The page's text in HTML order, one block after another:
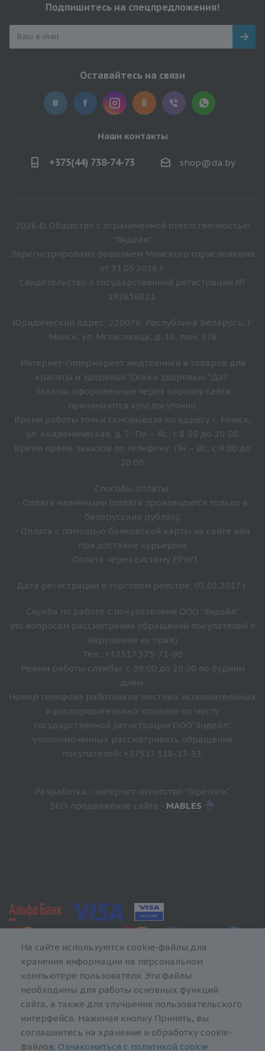
Подпишитесь на спецпредложения!
Оставайтесь на связи
Наши контакты
+375(44) 738-74-73 shop@da.by
2026 © Общество с ограниченной ответственностью
"Яндейл".
Зарегистрировано решением Минского горисполкома
от 31.05.2016 г.
Свидетельство о государственной регистрации №
192656821.
Юридический адрес: 220076, Республика Беларусь, г.
Минск, ул. Мстиславца, д. 18, пом. 376
Интернет-гипермаркет медтехники и товаров для
красоты и здоровья "Скажи здоровью "Да!".
Заказы, оформленные через корзину сайта
принимаются круглосуточно.
Время работы точки самовывоза по адресу г. Минск,
ул. Академическая, д. 7: Пн – Вс: с 8:30 до 20:30.
Время прёма заказов по телефону: Пн – Вс: с 9:00 до
20:00.
Способы оплаты:
- Оплата наличными (оплата производится только в
белорусских рублях);
- Оплата с помощью банковской карты на сайте или
при доставке курьером;
- Оплата через систему ЕРИП.
Дата регистрации в торговом реестре: 03.02.2017 г.
Служба по работе с покупателями ООО "Яндейл"
(по вопросам рассмотрения обращений покупателей о
нарушении их прав)
Тел.: +37517 375-71-90
Режим работы службы: с 09:00 до 20:00 по будним
дням.
Номер телефона работников местных исполнительных
и распорядительных органов по месту
государственной регистрации ООО"Яндейл",
уполномоченных рассматривать обращения
покупателей: +37517 318-13-33.
Разработка - интернет-агентство "Giperlink"
SEO-продвижение сайта - MABLES
На сайте используются cookie-файлы для
хранения информации на персональном
компьютере пользователя. Эти файлы
необходимы для работы основных функций
сайта, а также для улучшения пользовательского
интерфейса. Нажимая кнопку Принять, вы
соглашаетесь на хранение и обработку cookie-
файлов. Ознакомиться с политикой cookie.